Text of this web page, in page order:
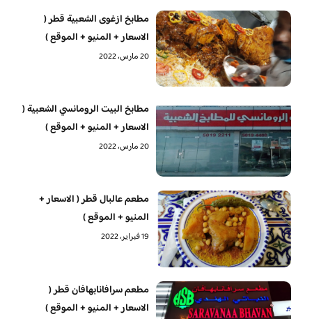
مطابخ ازغوى الشعبية قطر (
الاسعار + المنيو + الموقع )
20 مارس، 2022
مطابخ البيت الرومانسي الشعبية (
الاسعار + المنيو + الموقع )
20 مارس، 2022
مطعم عالبال قطر ( الاسعار +
المنيو + الموقع )
19 فبراير، 2022
مطعم سرافانابهافان قطر (
الاسعار + المنيو + الموقع )